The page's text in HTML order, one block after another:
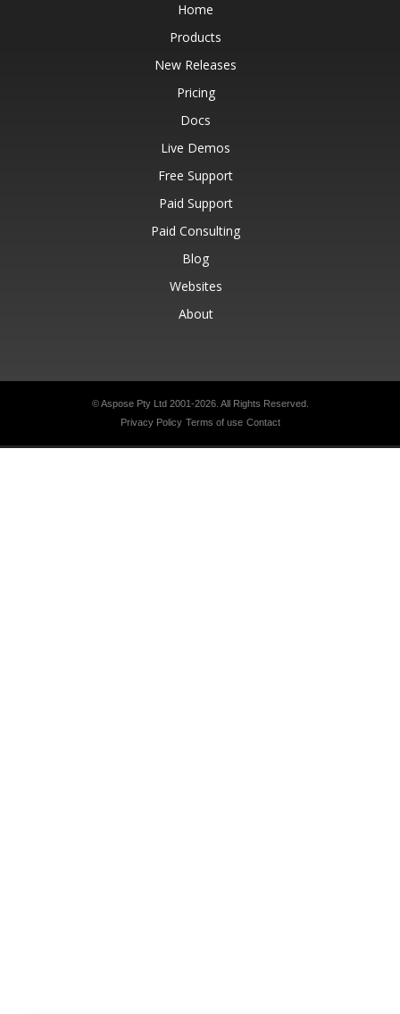
Home
Products
New Releases
Pricing
Docs
Live Demos
Free Support
Paid Support
Paid Consulting
Blog
Websites
About
© Aspose Pty Ltd 2001-2026. All Rights Reserved.
Privacy Policy Terms of use Contact